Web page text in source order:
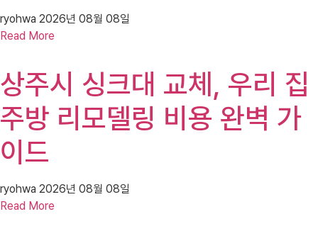
ryohwa 2026년 08월 08일
Read More
상주시 싱크대 교체, 우리 집
주방 리모델링 비용 완벽 가
이드
ryohwa 2026년 08월 08일
Read More